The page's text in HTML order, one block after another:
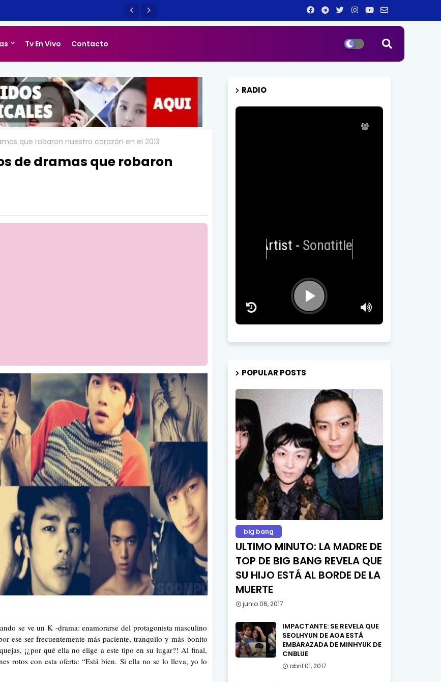
EL SM TOWN EN CHILE ES
Tv En Vivo Contacto
que robaron nuestro corazón en el 2013
de dramas que robaron
se ve un K -drama: enamorarse del protagonista masculino
ese ser frecuentemente más paciente, tranquilo y más bonito
¡¿por qué ella no elige a este tipo en su lugar?! Al final,
rotos con esta oferta: “Está bien. Si ella no se lo lleva, yo lo
RADIO
-Songtitle
POPULAR POSTS
big bang
ULTIMO MINUTO: LA MADRE DE
TOP DE BIG BANG REVELA QUE
SU HIJO ESTÁ AL BORDE DE LA
MUERTE
junio 06, 2017
IMPACTANTE: SE REVELA QUE
SEOLHYUN DE AOA ESTÁ
EMBARAZADA DE MINHYUK DE
CNBLUE
abril 01, 2017